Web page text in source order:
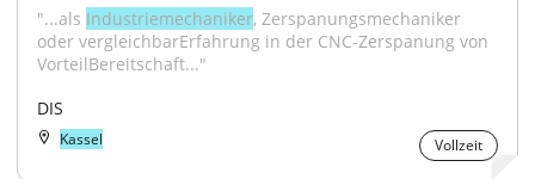
"...als Industriemechaniker, Zerspanungsmechaniker
oder vergleichbarErfahrung in der CNC-Zerspanung von
VorteilBereitschaft..."
DIS
Kassel Vollzeit